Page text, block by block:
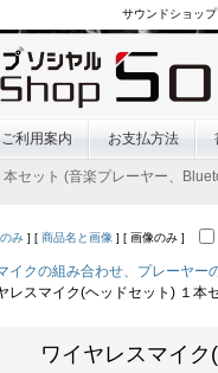
サウンドショッ
ご利用案内 お支払方法
セット (音楽プレーヤー、
み ] [ 商品名と画像 ] [ 画像のみ ]
イクの組み合わせ、プレーヤー
レスマイク(ヘッドセット) １本
ワイヤレスマイ